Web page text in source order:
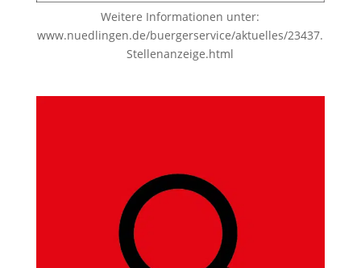
Weitere Informationen unter:
www.nuedlingen.de/buergerservice/aktuelles/23437.
Stellenanzeige.html